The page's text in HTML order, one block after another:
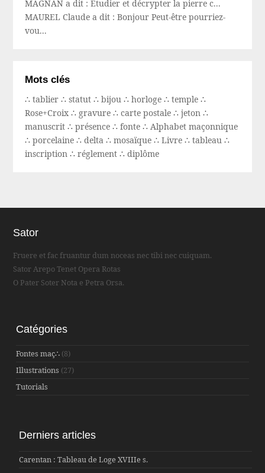
MAGNAN a dit : Étudier et décrypter la pierre c...
MAUREL Claude a dit : Bonjour Peut-être pourriez-
vou...
Mots clés
∴tablier∴statut∴bijou∴horloge∴temple∴
Rose+Croix∴ gravure∴carte postale∴jeton∴
manuscrit∴présence∴fonte∴Alphabet maçonnique
∴porcelaine∴delta∴mosaïque∴Livre∴tableau∴
inscription∴réglement∴diplôme
Sator
Fruere et fac fruantur dum noceas nec tibi nec cuiquam.
Sator Arepo Tenet Opera Rotas
O Pater Soter Nota e Petra Orsa.
Catégories
Fontes maç∴ (8)
Illustrations (27)
Tutorials
Derniers articles
Carentan : Tableau de Loge XVIIIe s.